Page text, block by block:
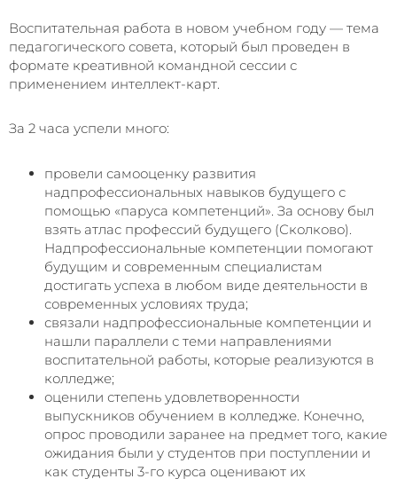
Воспитательная работа в новом учебном году — тема
педагогического совета, который был проведен в
формате креативной командной сессии с
применением интеллект-карт.
За 2 часа успели много:
провели самооценку развития
надпрофессиональных навыков будущего с
помощью «паруса компетенций». За основу был
взять атлас профессий будущего (Сколково).
Надпрофессиональные компетенции помогают
будущим и современным специалистам
достигать успеха в любом виде деятельности в
современных условиях труда;
связали надпрофессиональные компетенции и
нашли параллели с теми направлениями
воспитательной работы, которые реализуются в
колледже;
оценили степень удовлетворенности
выпускников обучением в колледже. Конечно,
опрос проводили заранее на предмет того, какие
ожидания были у студентов при поступлении и
как студенты 3-го курса оценивают их